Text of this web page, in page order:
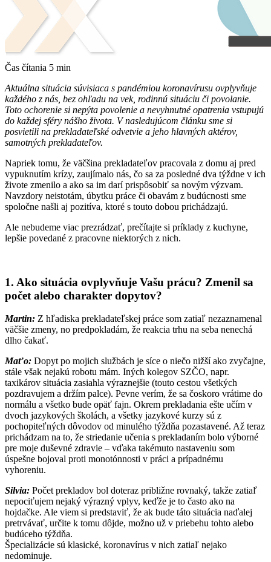
Čas čítania 5 min
Aktuálna situácia súvisiaca s pandémiou koronavírusu ovplyvňuje
každého z nás, bez ohľadu na vek, rodinnú situáciu či povolanie.
Toto ochorenie si nepýta povolenie a nevyhnutné opatrenia vstupujú
do každej sféry nášho života. V nasledujúcom článku sme si
posvietili na prekladateľské odvetvie a jeho hlavných aktérov,
samotných prekladateľov.
Napriek tomu, že väčšina prekladateľov pracovala z domu aj pred
vypuknutím krízy, zaujímalo nás, čo sa za posledné dva týždne v ich
živote zmenilo a ako sa im darí prispôsobiť sa novým výzvam.
Navzdory neistotám, úbytku práce či obavám z budúcnosti sme
spoločne našli aj pozitíva, ktoré s touto dobou prichádzajú.
Ale nebudeme viac prezrádzať, prečítajte si príklady z kuchyne,
lepšie povedané z pracovne niektorých z nich.
1. Ako situácia ovplyvňuje Vašu prácu? Zmenil sa
počet alebo charakter dopytov?
Martin: Z hľadiska prekladateľskej práce som zatiaľ nezaznamenal
väčšie zmeny, no predpokladám, že reakcia trhu na seba nenechá
dlho čakať.
Maťo: Dopyt po mojich službách je síce o niečo nižší ako zvyčajne,
stále však nejakú robotu mám. Iných kolegov SZČO, napr.
taxikárov situácia zasiahla výraznejšie (touto cestou všetkých
pozdravujem a držím palce). Pevne verím, že sa čoskoro vrátime do
normálu a všetko bude opäť fajn. Okrem prekladania ešte učím v
dvoch jazykových školách, a všetky jazykové kurzy sú z
pochopiteľných dôvodov od minulého týždňa pozastavené. Až teraz
prichádzam na to, že striedanie učenia s prekladaním bolo výborné
pre moje duševné zdravie – vďaka takémuto nastaveniu som
úspešne bojoval proti monotónnosti v práci a prípadnému
vyhoreniu.
Silvia: Počet prekladov bol doteraz približne rovnaký, takže zatiaľ
nepociťujem nejaký výrazný vplyv, keďže je to často ako na
hojdačke. Ale viem si predstaviť, že ak bude táto situácia naďalej
pretrvávať, určite k tomu dôjde, možno už v priebehu tohto alebo
budúceho týždňa.
Špecializácie sú klasické, koronavírus v nich zatiaľ nejako
nedominuje.